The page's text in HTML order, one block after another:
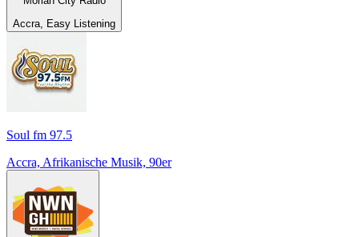
Accra, Easy Listening
Soul fm 97.5
Accra, Afrikanische Musik, 90er